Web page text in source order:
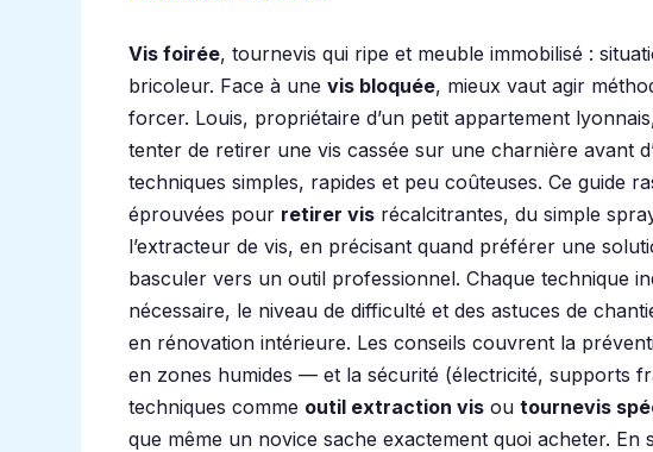
Vis foirée, tournevis qui ripe et meuble immobilisé :
bricoleur. Face à une vis bloquée, mieux vaut agir
forcer. Louis, propriétaire d’un petit appartement
tenter de retirer une vis cassée sur une charnière avant
techniques simples, rapides et peu coûteuses. Ce guide
éprouvées pour retirer vis récalcitrantes, du simple
l’extracteur de vis, en précisant quand préférer une
basculer vers un outil professionnel. Chaque technique
nécessaire, le niveau de difficulté et des astuces de
en rénovation intérieure. Les conseils couvrent la
en zones humides — et la sécurité (électricité, supports
techniques comme outil extraction vis ou tournevis
que même un novice sache exactement quoi acheter. En